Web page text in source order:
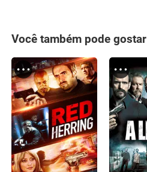
Você também pode gostar